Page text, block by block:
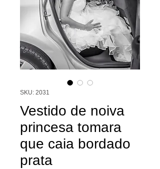
SKU: 2031
Vestido de noiva
princesa tomara
que caia bordado
prata